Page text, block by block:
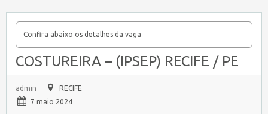
Confira abaixo os detalhes da vaga
COSTUREIRA – (IPSEP) RECIFE / PE
admin
RECIFE
7 maio 2024